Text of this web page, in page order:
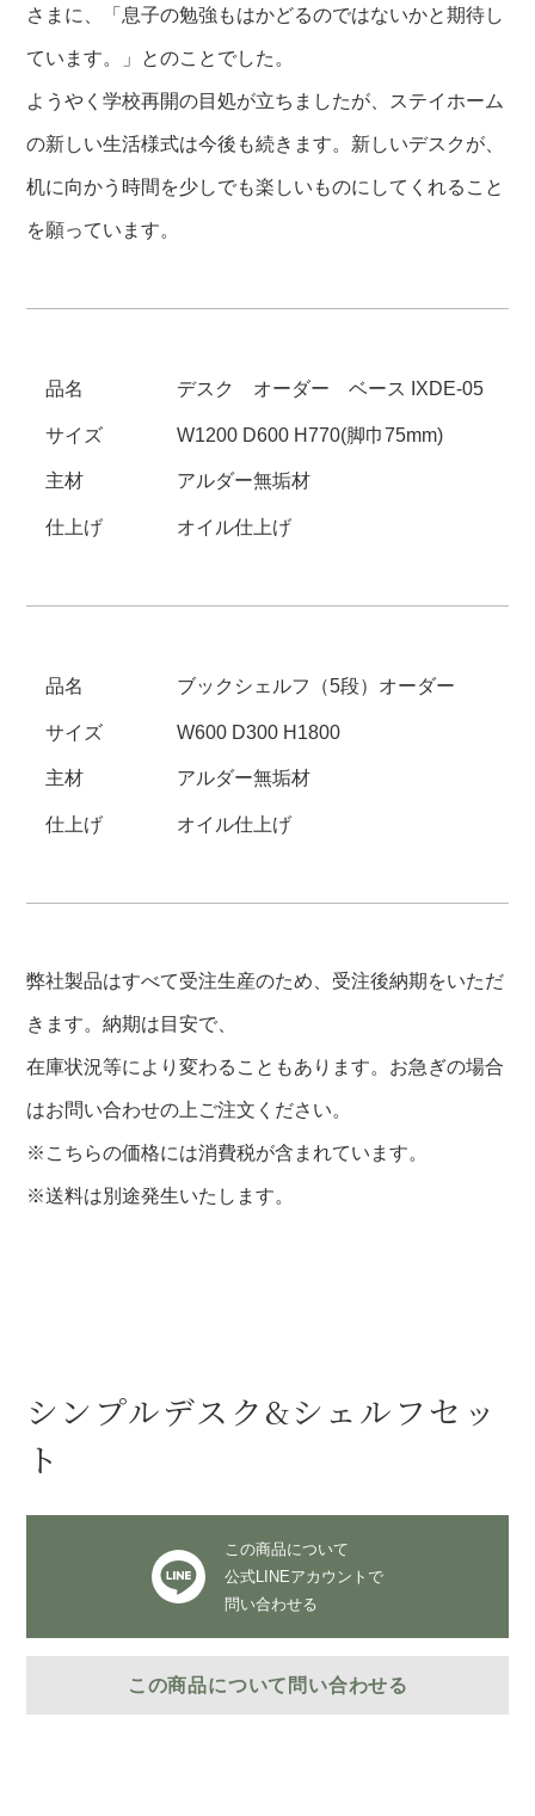
さまに、「息子の勉強もはかどるのではないかと期待し
ています。」とのことでした。
ようやく学校再開の目処が立ちましたが、ステイホーム
の新しい生活様式は今後も続きます。新しいデスクが、
机に向かう時間を少しでも楽しいものにしてくれること
を願っています。
品名 デスク オーダー ベース IXDE-05
サイズ W1200 D600 H770(脚巾75mm)
主材 アルダー無垢材
仕上げ オイル仕上げ
品名 ブックシェルフ（5段）オーダー
サイズ W600 D300 H1800
主材 アルダー無垢材
仕上げ オイル仕上げ
弊社製品はすべて受注生産のため、受注後納期をいただ
きます。納期は目安で、
在庫状況等により変わることもあります。お急ぎの場合
はお問い合わせの上ご注文ください。
※こちらの価格には消費税が含まれています。
※送料は別途発生いたします。
シンプルデスク&シェルフセッ
ト
この商品について
公式LINEアカウントで
問い合わせる
この商品について問い合わせる